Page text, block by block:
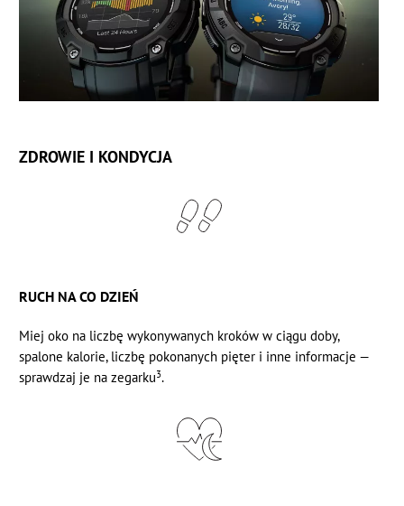
ZDROWIE I KONDYCJA
RUCH NA CO DZIEŃ
Miej oko na liczbę wykonywanych kroków w ciągu doby,
spalone kalorie, liczbę pokonanych pięter i inne informacje —
sprawdzaj je na zegarku3.